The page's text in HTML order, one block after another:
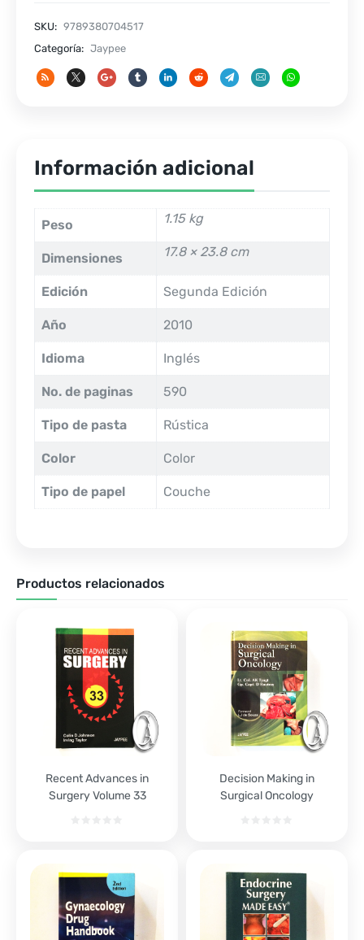
SKU: 9789380704517
Categoría: Jaypee
Información adicional
Peso 1.15 kg
Dimensiones 17.8 × 23.8 cm
Edición Segunda Edición
Año 2010
Idioma Inglés
No. de paginas 590
Tipo de pasta Rústica
Color Color
Tipo de papel Couche
Productos relacionados
Recent Advances in
Surgery Volume 33
Decision Making in
Surgical Oncology